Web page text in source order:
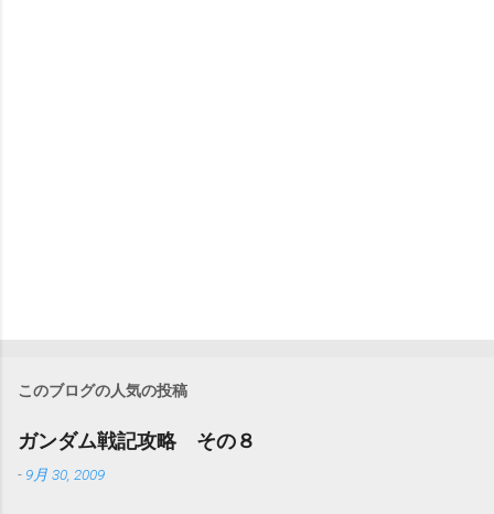
このブログの人気の投稿
ガンダム戦記攻略 その８
- 9月 30, 2009